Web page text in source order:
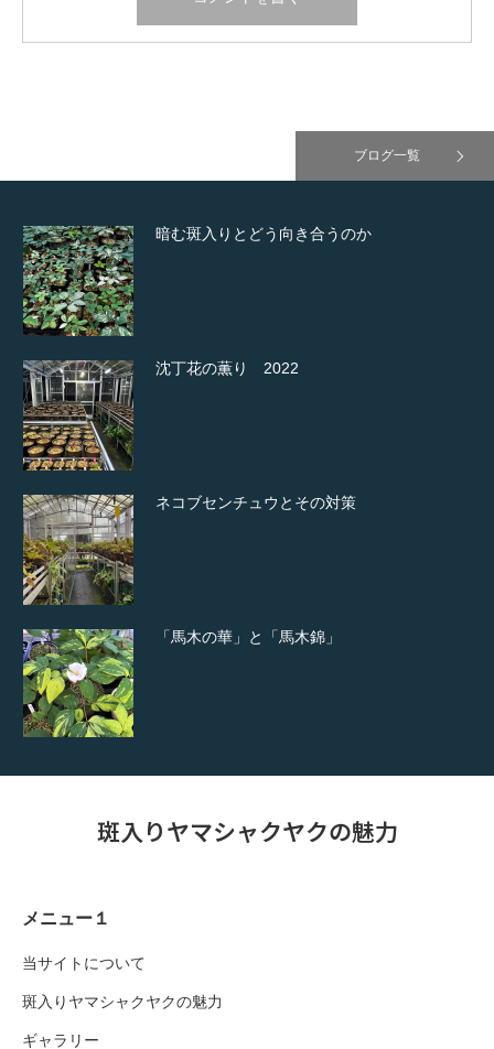
ブログ一覧
暗む斑入りとどう向き合うのか
沈丁花の薫り 2022
ネコブセンチュウとその対策
「馬木の華」と「馬木錦」
斑入りヤマシャクヤクの魅力
メニュー１
当サイトについて
斑入りヤマシャクヤクの魅力
ギャラリー